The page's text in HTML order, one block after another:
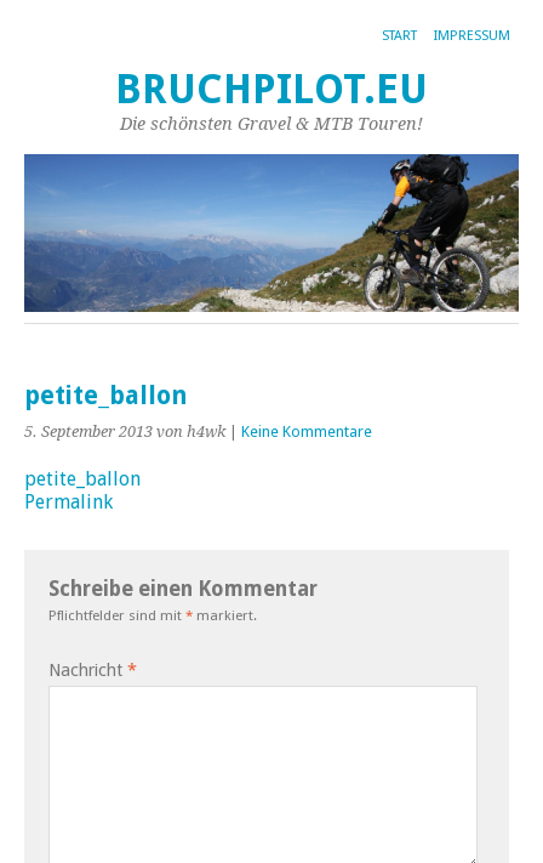
START IMPRESSUM
BRUCHPILOT.EU
Die schönsten Gravel & MTB Touren!
petite_ballon
5. September 2013 von h4wk| Keine Kommentare
petite_ballon
Permalink
Schreibe einen Kommentar
Pflichtfelder sind mit * markiert.
Nachricht *